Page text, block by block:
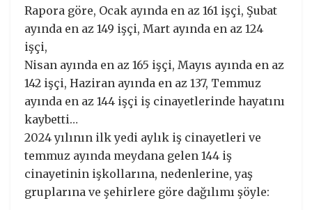
Rapora göre, Ocak ayında en az 161 işçi, Şubat
ayında en az 149 işçi, Mart ayında en az 124
işçi,
Nisan ayında en az 165 işçi, Mayıs ayında en az
142 işçi, Haziran ayında en az 137, Temmuz
ayında en az 144 işçi iş cinayetlerinde hayatını
kaybetti…
2024 yılının ilk yedi aylık iş cinayetleri ve
temmuz ayında meydana gelen 144 iş
cinayetinin işkollarına, nedenlerine, yaş
gruplarına ve şehirlere göre dağılımı şöyle: